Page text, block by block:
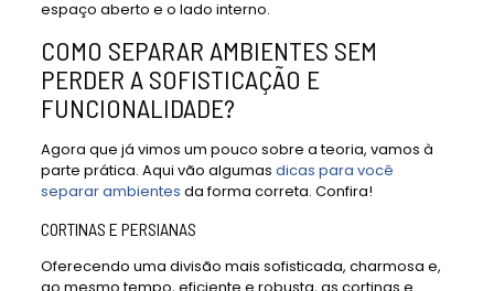
espaço aberto e o lado interno.
COMO SEPARAR AMBIENTES SEM
PERDER A SOFISTICAÇÃO E
FUNCIONALIDADE?
Agora que já vimos um pouco sobre a teoria, vamos à
parte prática. Aqui vão algumas dicas para você
separar ambientes da forma correta. Confira!
CORTINAS E PERSIANAS
Oferecendo uma divisão mais sofisticada, charmosa e,